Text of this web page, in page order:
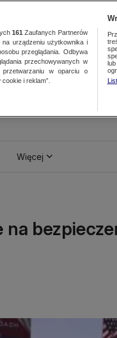
Więcej
161 Zaufanych Partnerów
urządzeniu użytkownika i
przeglądania. Odbywa
przechowywanych w
w oparciu o
i reklam”.